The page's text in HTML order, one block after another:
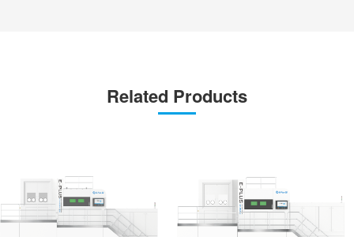
Related Products